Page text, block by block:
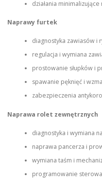
działania
Naprawy furtek
diagnostyka zawiasów i
regulacja i wymiana
prostowanie słupków i
spawanie pęknięć i
zabezpieczenia
Naprawa rolet zewnętrznych
diagnostyka i wymiana
naprawa pancerza i
wymiana taśm i
programowanie